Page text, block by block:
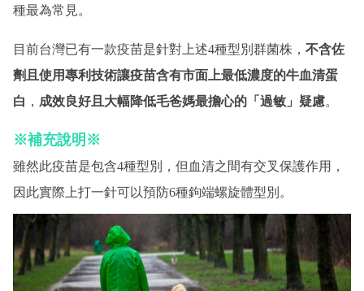
種最為常見。
目前台灣已有一款疫苗是針對上述4種型別群菌株， 不含佐
劑且使用專利技術讓疫苗含有市面上最低濃度的牛血清蛋
白 ， 成效良好且大幅降低毛爸媽最擔心的「過敏」疑慮。
※補充說明※
雖然此疫苗是包含4種型別，但血清之間有交叉保護作用，
因此實際上打一針可以預防6種鉤端螺旋體型別。